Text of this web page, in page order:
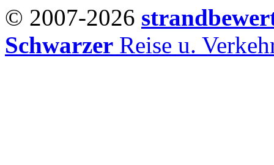
© 2007-2026
Schwarzer Reise u.